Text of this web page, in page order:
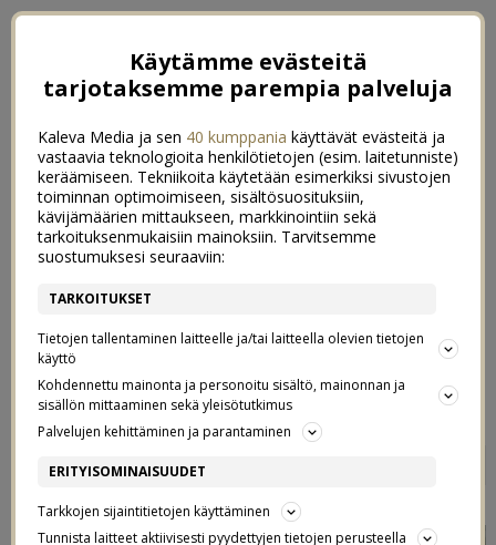
VIIHTYVYYSVINKKI
Käytämme evästeitä
tarjotaksemme parempia palveluja
Kaleva Media ja sen 40 kumppania käyttävät evästeitä ja
vastaavia teknologioita henkilötietojen (esim. laitetunniste)
keräämiseen. Tekniikoita käytetään esimerkiksi sivustojen
toiminnan optimoimiseen, sisältösuosituksiin,
kävijämäärien mittaukseen, markkinointiin sekä
tarkoituksenmukaisiin mainoksiin. Tarvitsemme
suostumuksesi seuraaviin:
TARKOITUKSET
Tietojen tallentaminen laitteelle ja/tai laitteella olevien tietojen
käyttö
Kohdennettu mainonta ja personoitu sisältö, mainonnan ja
sisällön mittaaminen sekä yleisötutkimus
Palvelujen kehittäminen ja parantaminen
ERITYISOMINAISUUDET
Tarkkojen sijaintitietojen käyttäminen
Tunnista laitteet aktiivisesti pyydettyjen tietojen perusteella